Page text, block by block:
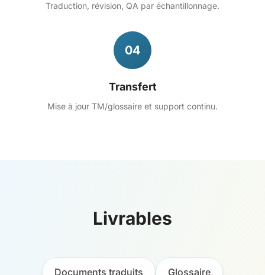
Traduction, révision, QA par échantillonnage.
04
Transfert
Mise à jour TM/glossaire et support continu.
Livrables
Documents traduits Glossaire